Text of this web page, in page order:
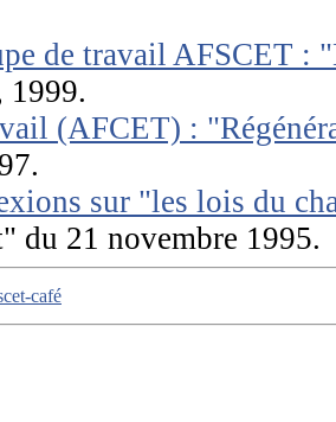
de travail AFSCET :
1999.
(AFCET) :
sur "les lois du
du 21 novembre 1995.
café